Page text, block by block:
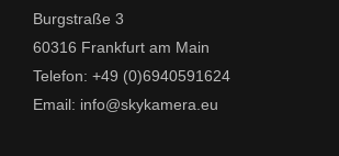
Burgstraße 3
60316 Frankfurt am Main
Telefon: +49 (0)6940591624
Email: info@skykamera.eu